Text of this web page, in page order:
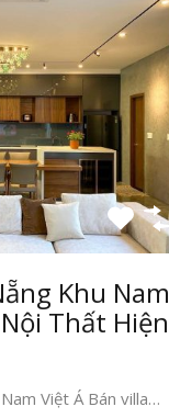
Khu Nam
Thất Hiện
Việt Á Bán villa…